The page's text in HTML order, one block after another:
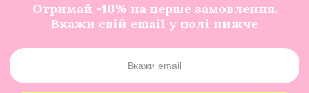
Отримай -10% на перше замовлення.
Вкажи свій email у полі нижче